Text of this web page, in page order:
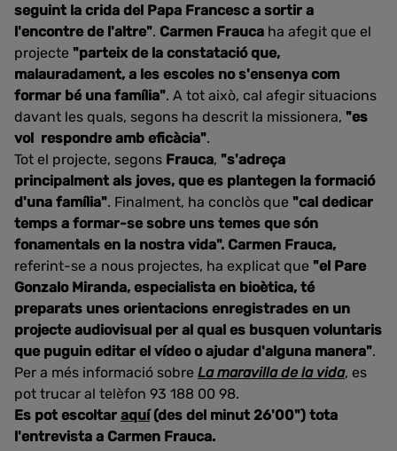
seguint la crida del Papa Francesc a sortir a
l'encontre de l'altre". Carmen Frauca ha afegit que el
projecte "parteix de la constatació que,
malauradament, a les escoles no s'ensenya com
formar bé una família". A tot això, cal afegir situacions
davant les quals, segons ha descrit la missionera, "es
vol respondre amb eficàcia".
Tot el projecte, segons Frauca, "s'adreça
principalment als joves, que es plantegen la formació
d'una família". Finalment, ha conclòs que "cal dedicar
temps a formar-se sobre uns temes que són
fonamentals en la nostra vida". Carmen Frauca,
referint-se a nous projectes, ha explicat que "el Pare
Gonzalo Miranda, especialista en bioètica, té
preparats unes orientacions enregistrades en un
projecte audiovisual per al qual es busquen voluntaris
que puguin editar el vídeo o ajudar d'alguna manera".
Per a més informació sobre La maravilla de la vida, es
pot trucar al telèfon 93 188 00 98.
Es pot escoltar aquí(des del minut 26'00") tota
l'entrevista a Carmen Frauca.